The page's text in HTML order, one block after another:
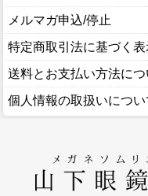
メルマガ申込/停止
特定商取引法に基づく表
送料とお支払い方法につ
個人情報の取扱いについ